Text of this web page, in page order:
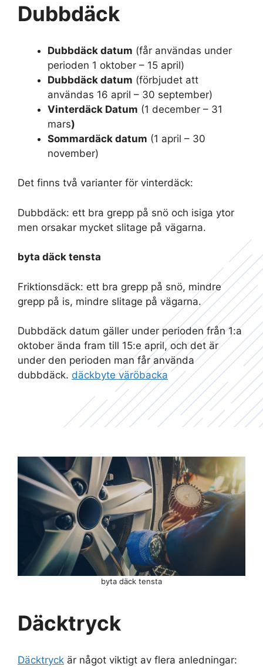
Dubbdäck
Dubbdäck datum (får användas under
perioden 1 oktober – 15 april)
Dubbdäck datum (förbjudet att
användas 16 april – 30 september)
Vinterdäck Datum (1 december – 31
mars)
Sommardäck datum (1 april – 30
november)
Det finns två varianter för vinterdäck:
Dubbdäck: ett bra grepp på snö och isiga ytor
men orsakar mycket slitage på vägarna.
byta däck tensta
Friktionsdäck: ett bra grepp på snö, mindre
grepp på is, mindre slitage på vägarna.
Dubbdäck datum gäller under perioden från 1:a
oktober ända fram till 15:e april, och det är
under den perioden man får använda
dubbdäck. däckbyte väröbacka
byta däck tensta
Däcktryck
Däcktryck är något viktigt av flera anledningar: